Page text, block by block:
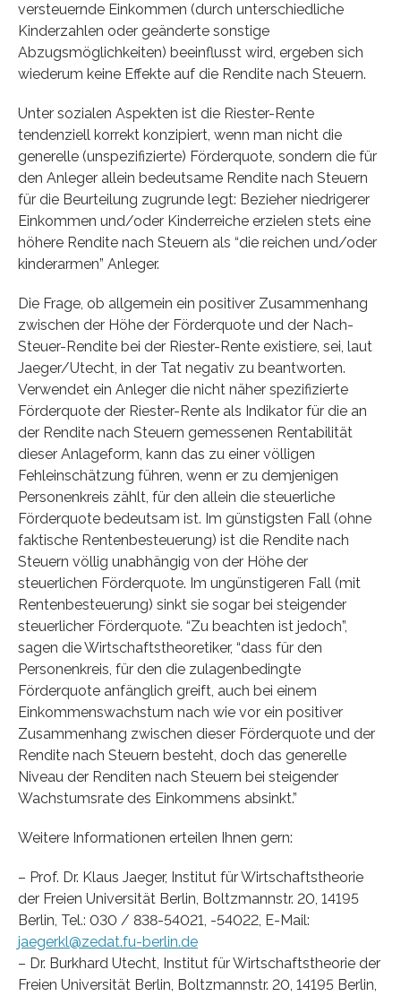
versteuernde Einkommen (durch unterschiedliche
Kinderzahlen oder geänderte sonstige
Abzugsmöglichkeiten) beeinflusst wird, ergeben sich
wiederum keine Effekte auf die Rendite nach Steuern.
Unter sozialen Aspekten ist die Riester-Rente
tendenziell korrekt konzipiert, wenn man nicht die
generelle (unspezifizierte) Förderquote, sondern die für
den Anleger allein bedeutsame Rendite nach Steuern
für die Beurteilung zugrunde legt: Bezieher niedrigerer
Einkommen und/oder Kinderreiche erzielen stets eine
höhere Rendite nach Steuern als “die reichen und/oder
kinderarmen” Anleger.
Die Frage, ob allgemein ein positiver Zusammenhang
zwischen der Höhe der Förderquote und der Nach-
Steuer-Rendite bei der Riester-Rente existiere, sei, laut
Jaeger/Utecht, in der Tat negativ zu beantworten.
Verwendet ein Anleger die nicht näher spezifizierte
Förderquote der Riester-Rente als Indikator für die an
der Rendite nach Steuern gemessenen Rentabilität
dieser Anlageform, kann das zu einer völligen
Fehleinschätzung führen, wenn er zu demjenigen
Personenkreis zählt, für den allein die steuerliche
Förderquote bedeutsam ist. Im günstigsten Fall (ohne
faktische Rentenbesteuerung) ist die Rendite nach
Steuern völlig unabhängig von der Höhe der
steuerlichen Förderquote. Im ungünstigeren Fall (mit
Rentenbesteuerung) sinkt sie sogar bei steigender
steuerlicher Förderquote. “Zu beachten ist jedoch”,
sagen die Wirtschaftstheoretiker, “dass für den
Personenkreis, für den die zulagenbedingte
Förderquote anfänglich greift, auch bei einem
Einkommenswachstum nach wie vor ein positiver
Zusammenhang zwischen dieser Förderquote und der
Rendite nach Steuern besteht, doch das generelle
Niveau der Renditen nach Steuern bei steigender
Wachstumsrate des Einkommens absinkt.”
Weitere Informationen erteilen Ihnen gern:
– Prof. Dr. Klaus Jaeger, Institut für Wirtschaftstheorie
der Freien Universität Berlin, Boltzmannstr. 20, 14195
Berlin, Tel.: 030 / 838-54021, -54022, E-Mail:
jaegerkl@zedat.fu-berlin.de
– Dr. Burkhard Utecht, Institut für Wirtschaftstheorie der
Freien Universität Berlin, Boltzmannstr. 20, 14195 Berlin,